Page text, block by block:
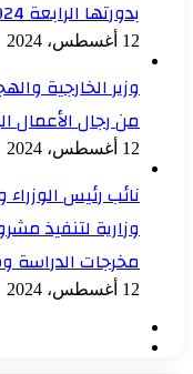
بدورتها الرابعة 2024
12 أغسطس، 2024
وزير الخارجية
من رجال الأعمال
12 أغسطس، 2024
نائب رئيس
وزارية لتنفيذ
مخرجات
12 أغسطس، 2024